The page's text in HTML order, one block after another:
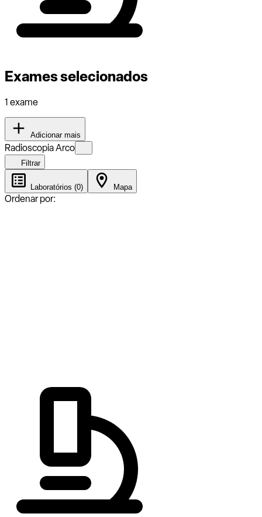
Exames selecionados
1 exame
Adicionar mais
Radioscopia Arco
Filtrar
Laboratórios (0) Mapa
Ordenar por: